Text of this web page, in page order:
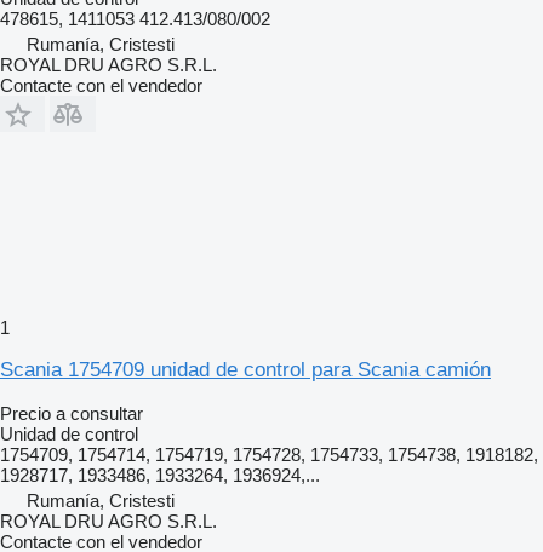
478615, 1411053 412.413/080/002
Rumanía, Cristesti
ROYAL DRU AGRO S.R.L.
Contacte con el vendedor
1
Scania 1754709 unidad de control para Scania camión
Precio a consultar
Unidad de control
1754709, 1754714, 1754719, 1754728, 1754733, 1754738, 1918182,
1928717, 1933486, 1933264, 1936924,...
Rumanía, Cristesti
ROYAL DRU AGRO S.R.L.
Contacte con el vendedor